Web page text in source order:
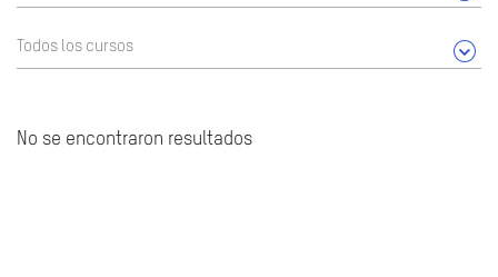
Todos los cursos
No se encontraron resultados